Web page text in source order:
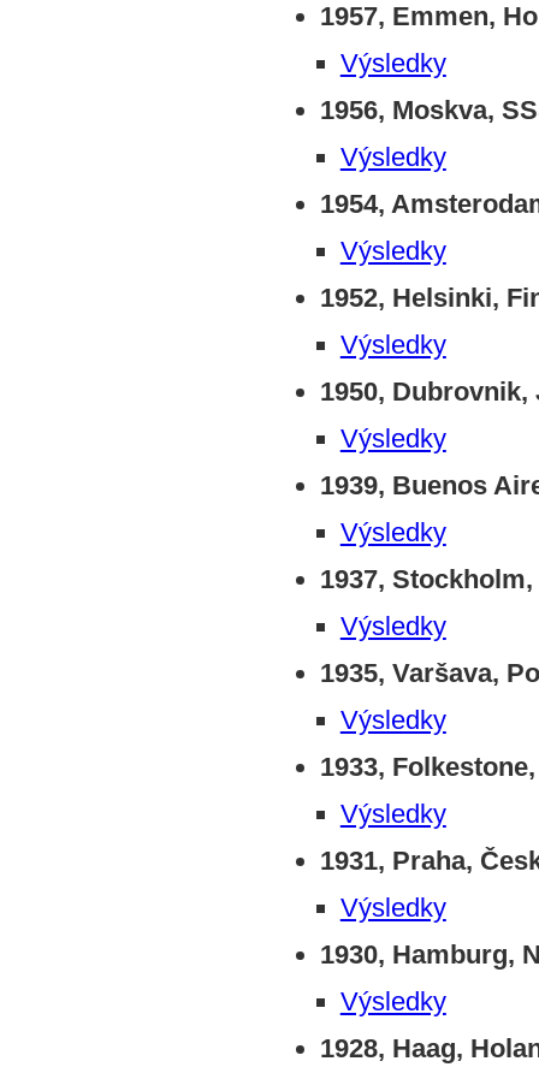
1957, Emmen,
Výsledky
1956, Moskva,
Výsledky
1954,
Výsledky
1952, Helsinki,
Výsledky
1950, Dubrovnik,
Výsledky
1939, Buenos
Výsledky
1937,
Výsledky
1935, Varšava,
Výsledky
1933,
Výsledky
1931, Praha,
Výsledky
1930, Hamburg,
Výsledky
1928, Haag,